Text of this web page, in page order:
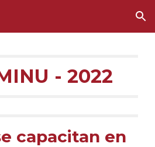
Skip to navigation
- 2022
capacitan en